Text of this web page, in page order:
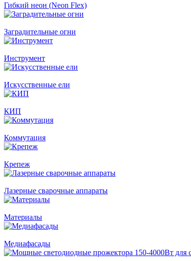
Гибкий неон (Neon Flex)
Заградительные огни
Инструмент
Искусственные ели
КИП
Коммутация
Крепеж
Лазерные сварочные аппараты
Материалы
Медиафасады